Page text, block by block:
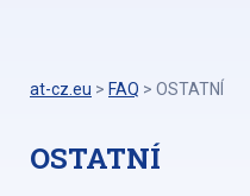
at-cz.eu > FAQ > OSTATNÍ
OSTATNÍ